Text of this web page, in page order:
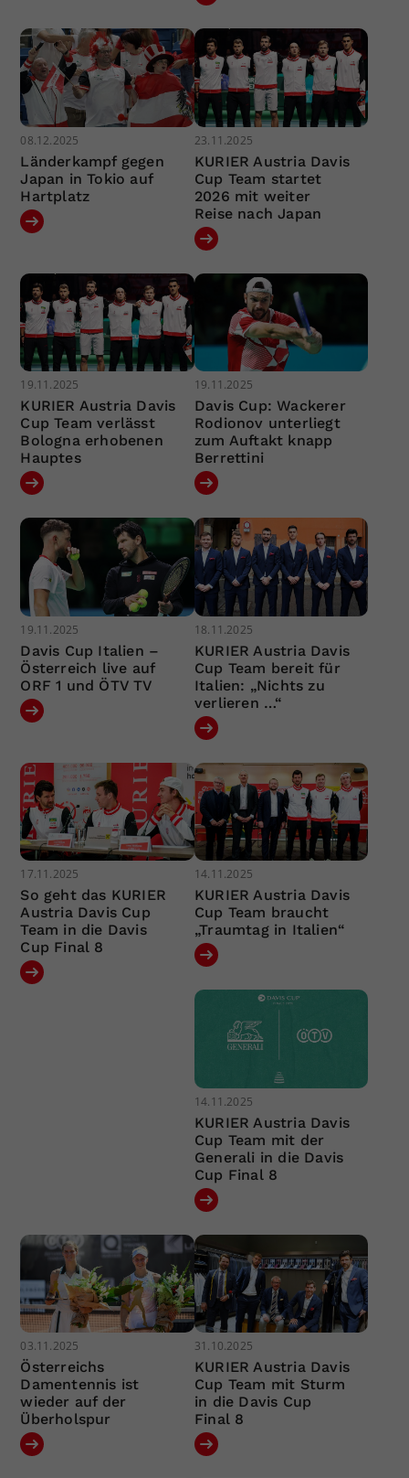
08.12.2025
Länderkampf gegen
Japan in Tokio auf
Hartplatz
23.11.2025
KURIER Austria Davis
Cup Team startet
2026 mit weiter
Reise nach Japan
19.11.2025
KURIER Austria Davis
Cup Team verlässt
Bologna erhobenen
Hauptes
19.11.2025
Davis Cup: Wackerer
Rodionov unterliegt
zum Auftakt knapp
Berrettini
19.11.2025
Davis Cup Italien –
Österreich live auf
ORF 1 und ÖTV TV
18.11.2025
KURIER Austria Davis
Cup Team bereit für
Italien: „Nichts zu
verlieren …“
17.11.2025
So geht das KURIER
Austria Davis Cup
Team in die Davis
Cup Final 8
14.11.2025
KURIER Austria Davis
Cup Team braucht
„Traumtag in Italien“
14.11.2025
KURIER Austria Davis
Cup Team mit der
Generali in die Davis
Cup Final 8
03.11.2025
Österreichs
Damentennis ist
wieder auf der
Überholspur
31.10.2025
KURIER Austria Davis
Cup Team mit Sturm
in die Davis Cup
Final 8